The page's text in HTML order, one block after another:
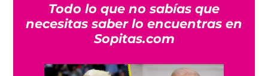
Todo lo que no sabías que
necesitas saber lo encuentras en
Sopitas.com